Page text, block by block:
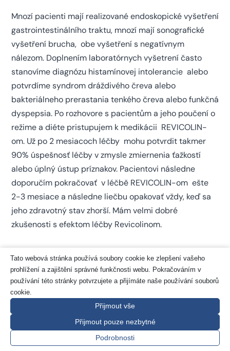
Mnozí pacienti mají realizované endoskopické vyšetření
gastrointestinálního traktu, mnozí mají sonografické
vyšetření brucha, obe vyšetření s negatívnym
nálezom. Doplnením laboratórnych vyšetrení často
stanovíme diagnózu histamínovej intolerancie alebo
potvrdíme syndrom dráždivého čreva alebo
bakteriálneho prerastania tenkého čreva alebo funkčná
dyspepsia. Po rozhovore s pacientům a jeho poučení o
režime a diéte pristupujem k medikácii REVICOLIN-
om. Už po 2 mesiacoch léčby mohu potvrdit takmer
90% úspešnosť léčby v zmysle zmiernenia ťažkostí
alebo úplný ústup príznakov. Pacientovi následne
doporučím pokračovať v léčbě REVICOLIN-om ešte
2-3 mesiace a následne liečbu opakovať vždy, keď sa
jeho zdravotný stav zhorší. Mám velmi dobré
zkušenosti s efektom léčby Revicolinom.
Témata
Alzheimerova choroba (6)
Tato webová stránka používá soubory cookie ke zlepšení vašeho
prohlížení a zajištění správné funkčnosti webu. Pokračováním v
používání této stránky potvrzujete a přijímáte naše používání souborů
cookie.
Přijmout vše
Přijmout pouze nezbytné
Podrobnosti